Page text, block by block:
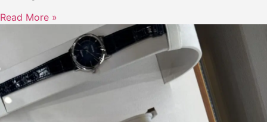
Read More »